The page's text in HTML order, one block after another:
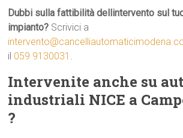
Dubbi sulla fattibilità dellintervento sul
impianto? Scrivici a
il 059 9130031 .
Intervenite anche su
industriali NICE a
?